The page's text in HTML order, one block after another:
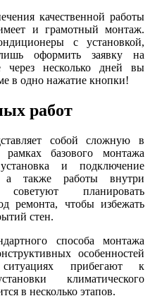
качественной работы
и грамотный монтаж.
с установкой,
оформить заявку на
через несколько дней вы
в одно нажатие кнопки!
работ
собой сложную в
базового монтажа
и подключение
а также работы внутри
планировать
ремонта, чтобы избежать
стен.
способа монтажа
особенностей
прибегают к
климатического
в несколько этапов.